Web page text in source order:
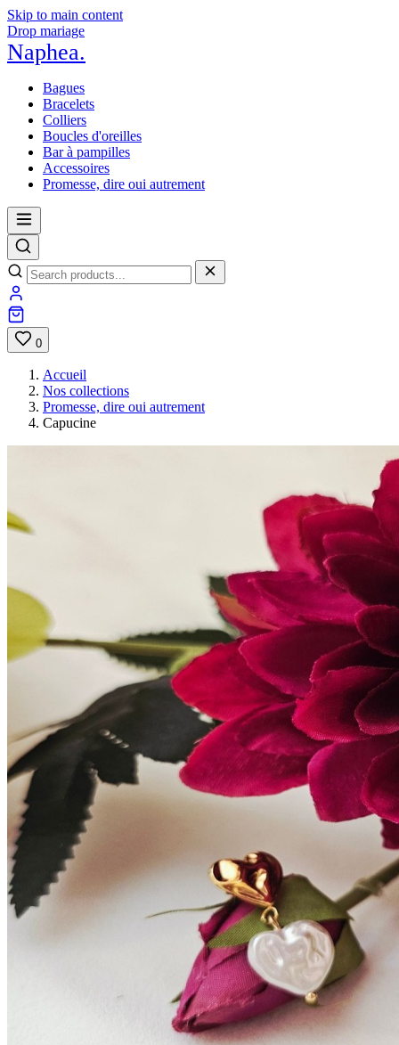
Skip to main content
Drop mariage
Naphea.
Bagues
Bracelets
Colliers
Boucles d'oreilles
Bar à pampilles
Accessoires
Promesse, dire oui autrement
0
Accueil
Nos collections
Promesse, dire oui autrement
Capucine